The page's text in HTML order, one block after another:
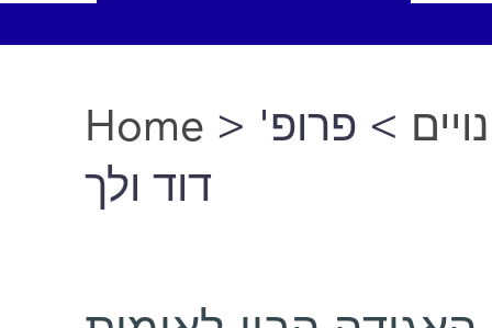
You are here
Home > > פרופ'
דוד ולך